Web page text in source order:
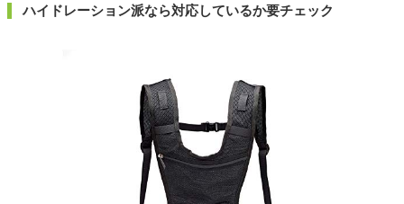
ハイドレーション派なら対応しているか要チェック